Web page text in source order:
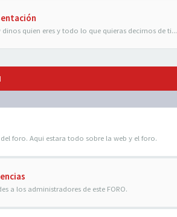
dinos quien eres y todo lo que quieras decirnos de ti...
foro. Aqui estara todo sobre la web y el foro.
a los administradores de este FORO.